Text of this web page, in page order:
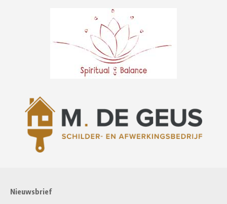
Nieuwsbrief